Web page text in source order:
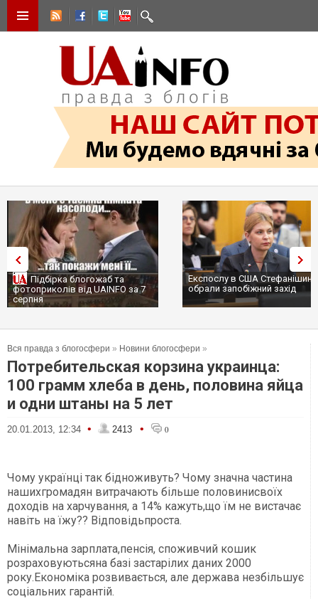
Підбірка блогожаб та
фотоприколів від UAINFO за 7
серпня
Експослу в США
обрали запобіжний захід
Вся правда з блогосфери » Новини блогосфери »
Потребительская корзина украинца:
100 грамм хлеба в день, половина яйца
и одни штаны на 5 лет
20.01.2013, 12:34 • 2413 • 0
Чому українці так бідноживуть? Чому значна частина
нашихгромадян витрачають більше половинисвоїх
доходів на харчування, а 14% кажуть,що їм не вистачає
навіть на їжу?? Відповідьпроста.
Мінімальна зарплата,пенсія, споживчий кошик
розраховуютьсяна базі застарілих даних 2000
року.Економіка розвивається, але держава незбільшує
соціальних гарантій.